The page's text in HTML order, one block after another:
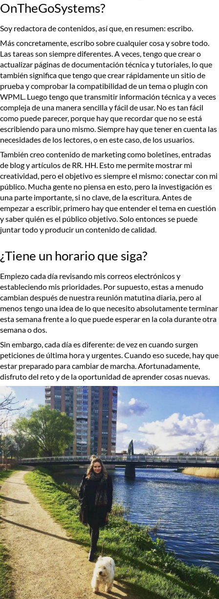
OnTheGoSystems?
Soy redactora de contenidos, así que, en resumen: escribo.
Más concretamente, escribo sobre cualquier cosa y sobre todo.
Las tareas son siempre diferentes. A veces, tengo que crear o
actualizar páginas de documentación técnica y tutoriales, lo que
también significa que tengo que crear rápidamente un sitio de
prueba y comprobar la compatibilidad de un tema o plugin con
WPML. Luego tengo que transmitir información técnica y a veces
compleja de una manera sencilla y fácil de usar. No es tan fácil
como puede parecer, porque hay que recordar que no se está
escribiendo para uno mismo. Siempre hay que tener en cuenta las
necesidades de los lectores, o en este caso, de los usuarios.
También creo contenido de marketing como boletines, entradas
de blog y artículos de RR. HH. Esto me permite mostrar mi
creatividad, pero el objetivo es siempre el mismo: conectar con mi
público. Mucha gente no piensa en esto, pero la investigación es
una parte importante, si no clave, de la escritura. Antes de
empezar a escribir, primero hay que entender el tema en cuestión
y saber quién es el público objetivo. Solo entonces se puede
juntar todo y producir un contenido de calidad.
¿Tiene un horario que siga?
Empiezo cada día revisando mis correos electrónicos y
estableciendo mis prioridades. Por supuesto, estas a menudo
cambian después de nuestra reunión matutina diaria, pero al
menos tengo una idea de lo que necesito absolutamente terminar
esta semana frente a lo que puede esperar en la cola durante otra
semana o dos.
Sin embargo, cada día es diferente: de vez en cuando surgen
peticiones de última hora y urgentes. Cuando eso sucede, hay que
estar preparado para cambiar de marcha. Afortunadamente,
disfruto del reto y de la oportunidad de aprender cosas nuevas.